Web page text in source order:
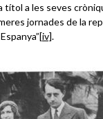
títol a les seves
jornades de la
[iv].